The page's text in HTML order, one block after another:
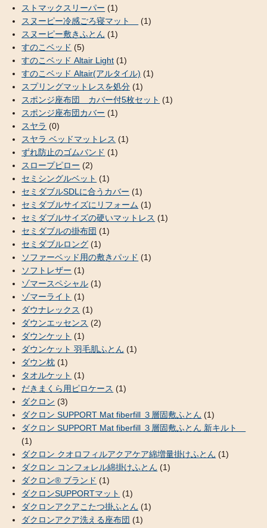
ストマックスリーパー (1)
スヌーピー冷感ごろ寝マット
(1)
スヌーピー敷きふとん (1)
すのこベッド (5)
すのこベッド Altair Light (1)
すのこベッド Altair(アルタイル) (1)
スプリングマットレスを処分 (1)
スポンジ座布団 カバー付5枚セット (1)
スポンジ座布団カバー (1)
スヤラ (0)
スヤラ ベッドマットレス (1)
ずれ防止のゴムバンド (1)
スロープピロー (2)
セミシングルベット (1)
セミダブルSDLに合うカバー (1)
セミダブルサイズにリフォーム (1)
セミダブルサイズの硬いマットレス (1)
セミダブルの掛布団 (1)
セミダブルロング (1)
ソファーベッド用の敷きパッド (1)
ソフトレザー (1)
ゾマースペシャル (1)
ゾマーライト (1)
ダウナレックス (1)
ダウンエッセンス (2)
ダウンケット (1)
ダウンケット 羽毛肌ふとん (1)
ダウン枕 (1)
タオルケット (1)
だきまくら用ピロケース (1)
ダクロン (3)
ダクロン SUPPORT Mat fiberfill ３層固敷ふとん (1)
ダクロン SUPPORT Mat fiberfill ３層固敷ふとん 新キルト
(1)
ダクロン クオロフィルアクアケア綿増量掛けふとん (1)
ダクロン コンフォレル綿掛けふとん (1)
ダクロン® ブランド (1)
ダクロンSUPPORTマット (1)
ダクロンアクアこたつ掛ふとん (1)
ダクロンアクア洗える座布団 (1)